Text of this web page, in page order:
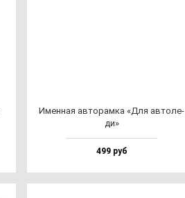
Имен­ная ав­то­рам­ка «Для ав­то­ле­
ди»
499 руб